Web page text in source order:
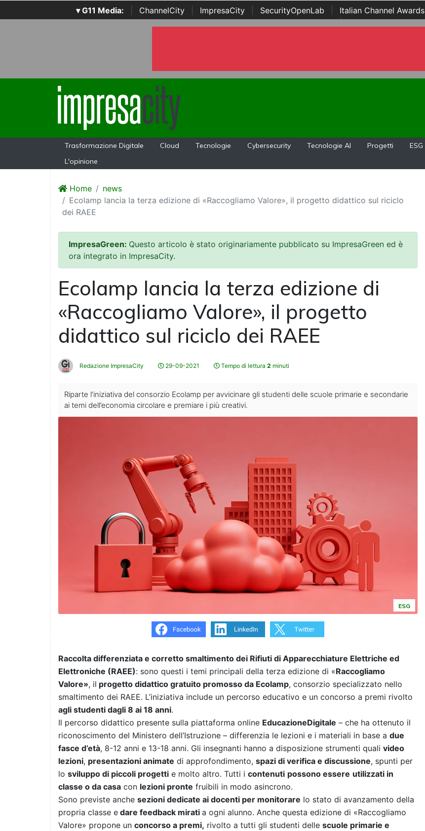
▾ G11 Media: ChannelCity ImpresaCity SecurityOpenLab Italian Channel Awards
Awards | ...
Trasformazione Digitale Cloud Tecnologie Cybersecurity Tecnologie AI Progetti ESG
L'opinione
Home
news
Ecolamp lancia la terza edizione di «Raccogliamo Valore», il progetto didattico sul riciclo
dei RAEE
ImpresaGreen: Questo articolo è stato originariamente pubblicato su ImpresaGreen ed è
ora integrato in ImpresaCity.
Ecolamp lancia la terza edizione di
«Raccogliamo Valore», il progetto
didattico sul riciclo dei RAEE
Redazione ImpresaCity 29-09-2021 Tempo di lettura 2 minuti
Riparte l’iniziativa del consorzio Ecolamp per avvicinare gli studenti delle scuole primarie e secondarie
ai temi dell’economia circolare e premiare i più creativi.
ESG
Raccolta differenziata e corretto smaltimento dei Rifiuti di Apparecchiature Elettriche ed
Elettroniche (RAEE): sono questi i temi principali della terza edizione di «Raccogliamo
Valore», il progetto didattico gratuito promosso da Ecolamp, consorzio specializzato nello
smaltimento dei RAEE. L’iniziativa include un percorso educativo e un concorso a premi rivolto
agli studenti dagli 8 ai 18 anni.
Il percorso didattico presente sulla piattaforma online EducazioneDigitale – che ha ottenuto il
riconoscimento del Ministero dell’Istruzione – differenzia le lezioni e i materiali in base a due
fasce d’età, 8-12 anni e 13-18 anni. Gli insegnanti hanno a disposizione strumenti quali video
lezioni, presentazioni animate di approfondimento, spazi di verifica e discussione, spunti per
lo sviluppo di piccoli progetti e molto altro. Tutti i contenuti possono essere utilizzati in
classe o da casa con lezioni pronte fruibili in modo asincrono.
Sono previste anche sezioni dedicate ai docenti per monitorare lo stato di avanzamento della
propria classe e dare feedback mirati a ogni alunno. Anche questa edizione di «Raccogliamo
Valore» propone un concorso a premi, rivolto a tutti gli studenti delle scuole primarie e